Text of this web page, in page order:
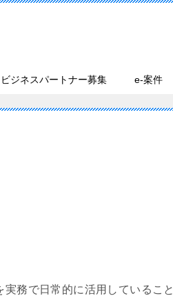
ビジネスパートナー募集 e-案件
務で日常的に活用していること